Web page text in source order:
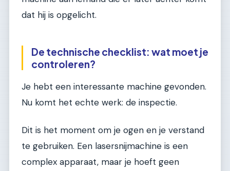
dat hij is opgelicht.
De technische checklist: wat moet je
controleren?
Je hebt een interessante machine gevonden.
Nu komt het echte werk: de inspectie.
Dit is het moment om je ogen en je verstand
te gebruiken. Een lasersnijmachine is een
complex apparaat, maar je hoeft geen